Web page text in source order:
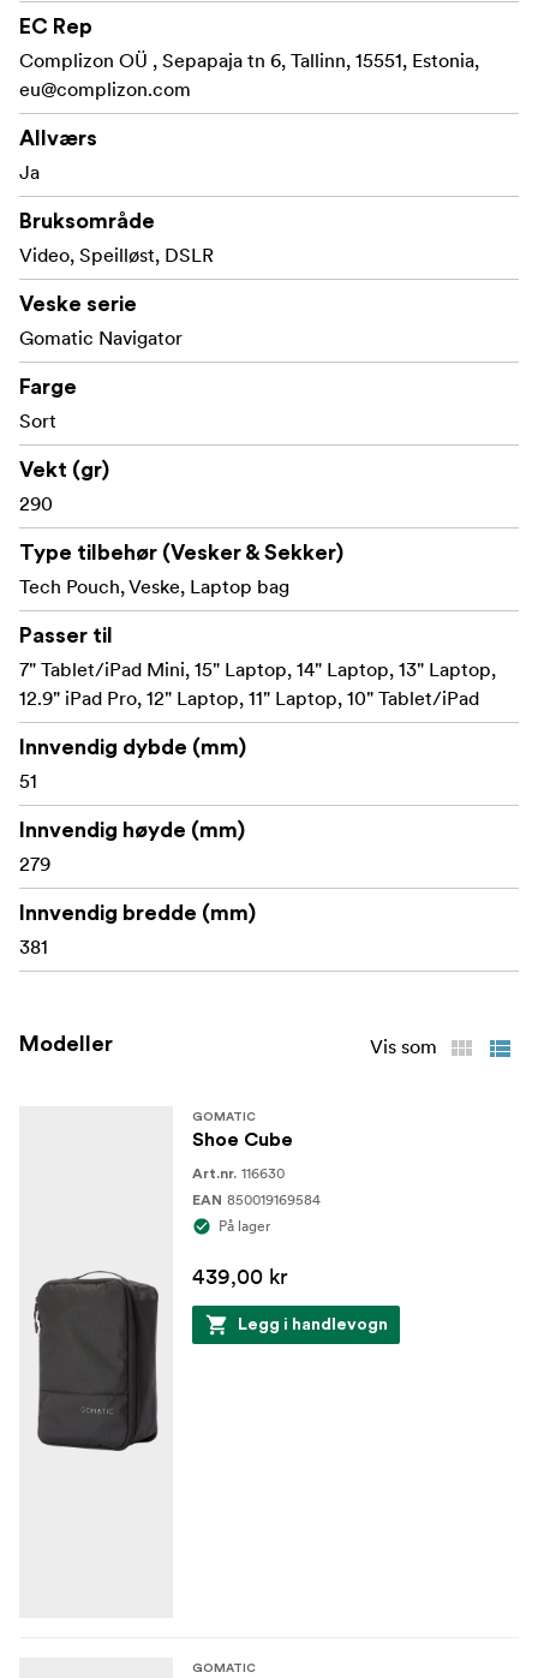
EC Rep
Complizon OÜ , Sepapaja tn 6, Tallinn, 15551, Estonia,
eu@complizon.com
Allværs
Ja
Bruksområde
Video, Speilløst, DSLR
Veske serie
Gomatic Navigator
Farge
Sort
Vekt (gr)
290
Type tilbehør (Vesker & Sekker)
Tech Pouch, Veske, Laptop bag
Passer til
7" Tablet/iPad Mini, 15" Laptop, 14" Laptop, 13" Laptop,
12.9" iPad Pro, 12" Laptop, 11" Laptop, 10" Tablet/iPad
Innvendig dybde (mm)
51
Innvendig høyde (mm)
279
Innvendig bredde (mm)
381
Modeller Vis som
GOMATIC
Shoe Cube
Art.nr. 116630
EAN 850019169584
På lager
439,00 kr
Legg i handlevogn
GOMATIC